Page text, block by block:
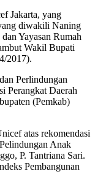
Jakarta, yang
diwakili Naning
Yayasan Rumah
Wakil Bupati
2017).
Perlindungan
Perangkat Daerah
(Pemkab)
atas rekomendasi
Anak
P. Tantriana Sari.
Pembangunan